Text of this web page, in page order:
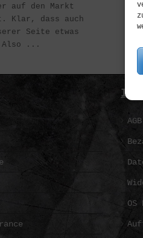
auf den Markt
Klar, dass auch
Seite etwas
Also ...
AGB